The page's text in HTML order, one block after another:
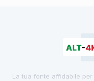
La tua fonte affidabile